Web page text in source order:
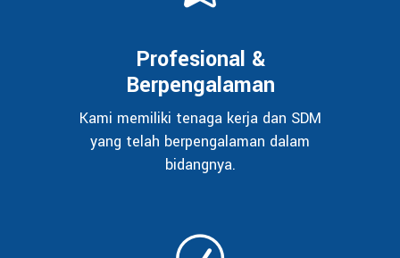
Profesional &
Berpengalaman
Kami memiliki tenaga kerja dan SDM
yang telah berpengalaman dalam
bidangnya.